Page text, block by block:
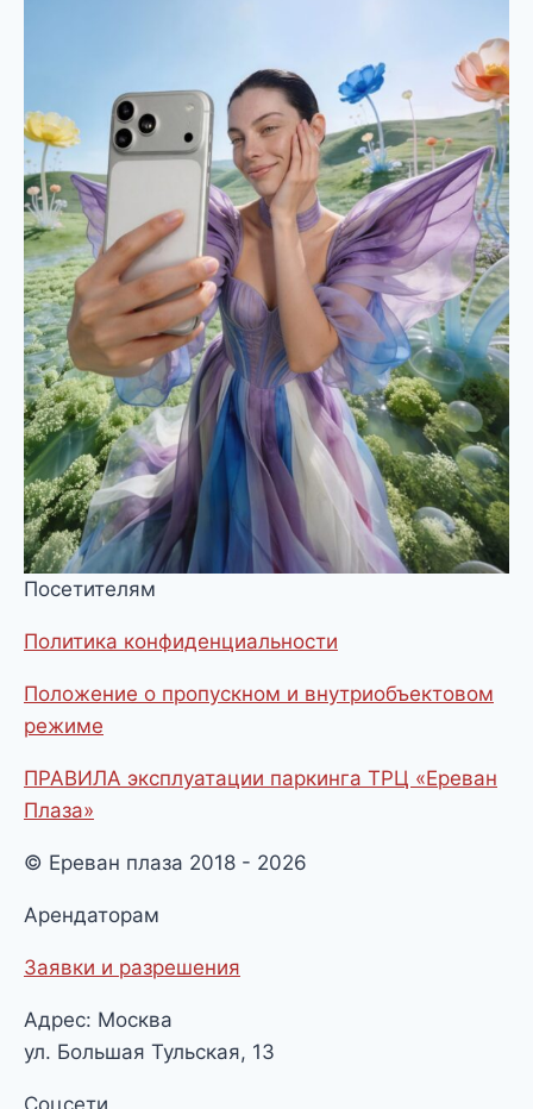
Посетителям
Политика конфиденциальности
Положение о пропускном и внутриобъектовом
режиме
ПРАВИЛА эксплуатации паркинга ТРЦ «Ереван
Плаза»
© Ереван плаза 2018 - 2026
Арендаторам
Заявки и разрешения
Адрес: Москва
ул. Большая Тульская, 13
Соцсети